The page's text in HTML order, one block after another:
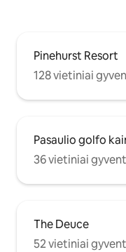
Pinehurst Resort
128 vietiniai
Pasaulio golfo
36 vietiniai
The Deuce
52 vietiniai